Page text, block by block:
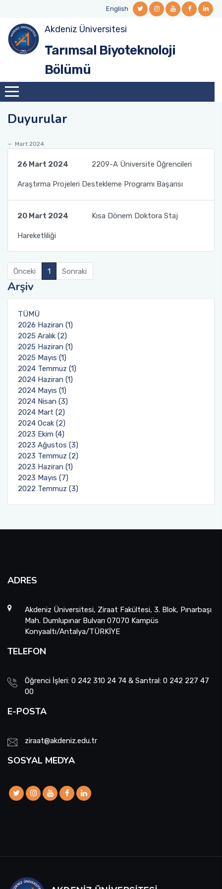
English
Akdeniz Üniversitesi
Tarımsal Biyoteknoloji
Bölümü
Duyurular
Mart 2024
26 Mart 2024 2209-A Üniversite Öğrencileri
Araştırma Projeleri Destekleme Programı Başarısı
20 Mart 2024 Kısa Dönem Doktora Staj
Hareketliliği
Önceki 1 Sonraki
Arşiv
TÜMÜ
2026 Haziran (1)
2025 Aralık (2)
2025 Haziran (1)
2025 Mayıs (1)
2024 Temmuz (1)
2024 Haziran (1)
2024 Mayıs (1)
2024 Nisan (3)
2024 Mart (2)
2024 Ocak (2)
2023 Ekim (4)
2023 Ağustos (3)
2023 Temmuz (2)
2023 Haziran (1)
2023 Mayıs (7)
2022 Temmuz (3)
ADRES
Akdeniz Üniversitesi, Ziraat Fakültesi, 3. Blok, Pınarbaşı
Mah. Dumlupınar Bulvarı 07070 Kampüs
Konyaaltı/Antalya/TÜRKİYE
TELEFON
Öğrenci İşleri: 0 242 310 24 74 & Santral: 0 242 227 47
00
E-POSTA
ziraat@akdeniz.edu.tr
SOSYAL MEDYA
Yönetim
Vizyonumuz ve Misyonumuz
Danışma Kurulu
Komisyonlar
Biyoteknoloji ?
Akademik Personel
Bölümümüze Emeği Geçenler
Akademik Takvim
AKTS Bilgi Paketi ve Ders Katoloğu
Öğrenci Danışmanlıkları
Yüksek Lisans
Doktora
Erasmus+
Mevlana Değişim Programı
Farabi Değişim Programı
Araştırma Projeleri
Yüksek Lisans/Doktora Tezleri
Lisansüstü Öğrencilerimiz
Laboratuvarlarımız